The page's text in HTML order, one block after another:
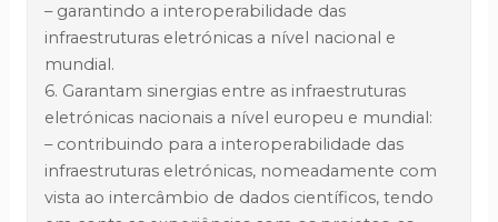
– garantindo a interoperabilidade das
infraestruturas eletrónicas a nível nacional e
mundial.
6. Garantam sinergias entre as infraestruturas
eletrónicas nacionais a nível europeu e mundial:
– contribuindo para a interoperabilidade das
infraestruturas eletrónicas, nomeadamente com
vista ao intercâmbio de dados científicos, tendo